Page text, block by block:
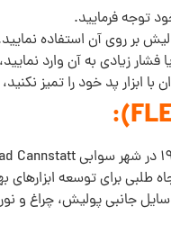
توجه فرمایید.
بر روی آن استفاده
زیادی به آن وارد
ابزار پد خود را تمیز
جاه طلبی برای توسعه
جانبی پولیش، چراغ